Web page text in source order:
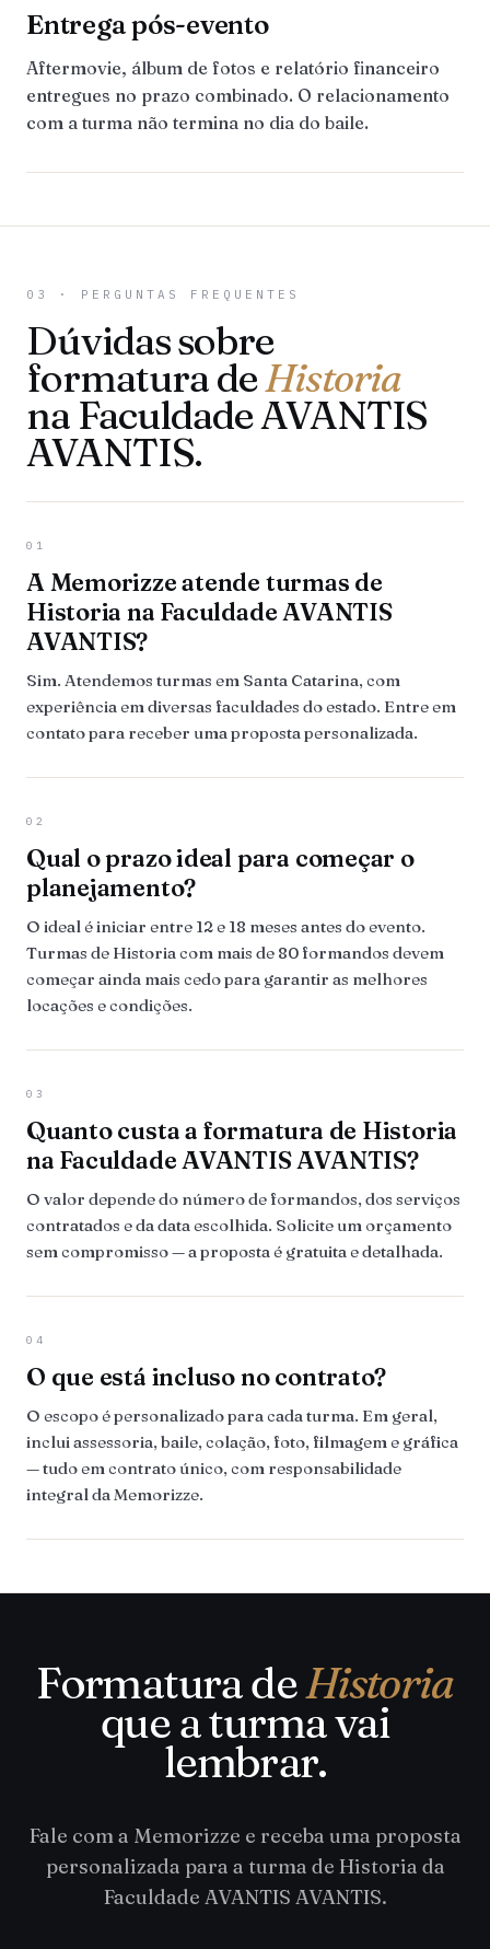
Entrega pós-evento
Aftermovie, álbum de fotos e relatório financeiro
entregues no prazo combinado. O relacionamento
com a turma não termina no dia do baile.
03 · PERGUNTAS FREQUENTES
Dúvidas sobre
formatura deHistoria
na Faculdade AVANTIS
AVANTIS.
01
A Memorizze atende turmas de
Historia na Faculdade AVANTIS
AVANTIS?
Sim. Atendemos turmas em Santa Catarina, com
experiência em diversas faculdades do estado. Entre em
contato para receber uma proposta personalizada.
02
Qual o prazo ideal para começar o
planejamento?
O ideal é iniciar entre 12 e 18 meses antes do evento.
Turmas de Historia com mais de 80 formandos devem
começar ainda mais cedo para garantir as melhores
locações e condições.
03
Quanto custa a formatura de Historia
na Faculdade AVANTIS AVANTIS?
O valor depende do número de formandos, dos serviços
contratados e da data escolhida. Solicite um orçamento
sem compromisso — a proposta é gratuita e detalhada.
04
O que está incluso no contrato?
O escopo é personalizado para cada turma. Em geral,
inclui assessoria, baile, colação, foto, filmagem e gráfica
— tudo em contrato único, com responsabilidade
integral da Memorizze.
Formatura deHistoria
que a turma vai
lembrar.
Fale com a Memorizze e receba uma proposta
personalizada para a turma de Historia da
Faculdade AVANTIS AVANTIS.